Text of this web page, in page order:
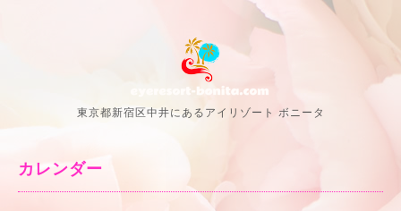
東京都新宿区中井にあるアイリゾート ボニータ
カレンダー